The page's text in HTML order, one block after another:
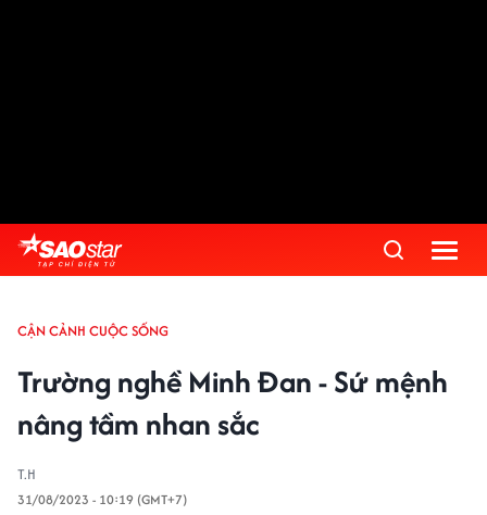
CẬN CẢNH CUỘC SỐNG
Trường nghề Minh Đan - Sứ mệnh
nâng tầm nhan sắc
T.H
31/08/2023 - 10:19 (GMT+7)